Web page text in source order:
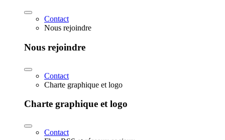
Contact
Nous rejoindre
Nous rejoindre
Contact
Charte graphique et logo
Charte graphique et logo
Contact